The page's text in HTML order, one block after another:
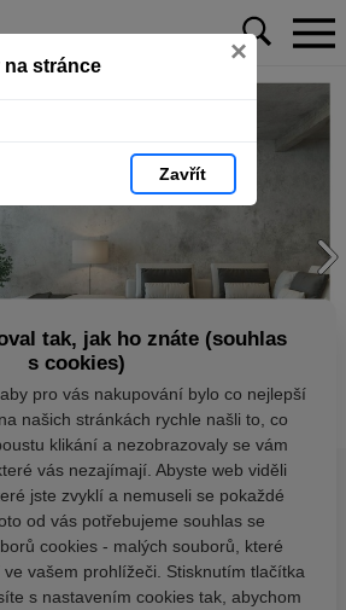
stránce ×
Zavřít
tak, jak ho znáte (souhlas
s cookies)
pro vás nakupování bylo co nejlepší
našich stránkách rychle našli to, co
klikání a nezobrazovaly se vám
vás nezajímají. Abyste web viděli
jste zvyklí a nemuseli se pokaždé
od vás potřebujeme souhlas se
cookies - malých souborů, které
vašem prohlížeči. Stisknutím tlačítka
s nastavením cookies tak, abychom